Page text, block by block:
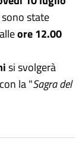
sono state
alleore 12.00
si svolgerà
la "Sagra del